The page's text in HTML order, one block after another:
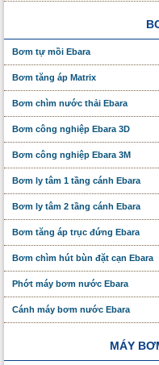
Bơm tự mồi Ebara
Bơm tăng áp Matrix
Bơm chìm nước thải Ebara
Bơm công nghiệp Ebara 3D
Bơm công nghiệp Ebara 3M
Bơm ly tâm 1 tầng cánh Ebara
Bơm ly tâm 2 tầng cánh Ebara
Bơm tăng áp trục đứng Ebara
Bơm chìm hút bùn đặt cạn Ebara
Phớt máy bơm nước Ebara
Cánh máy bơm nước Ebara
MÁY